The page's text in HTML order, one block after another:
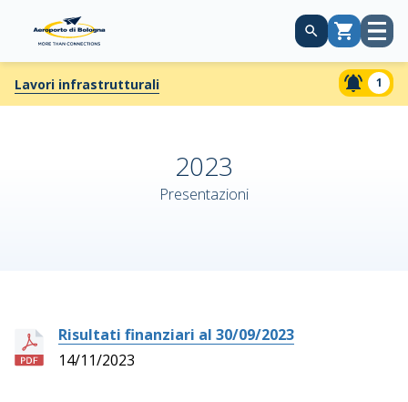
CarrelloApri
Lavori infrastrutturali 1
2023
Presentazioni
Risultati finanziari al 30/09/2023
14/11/2023